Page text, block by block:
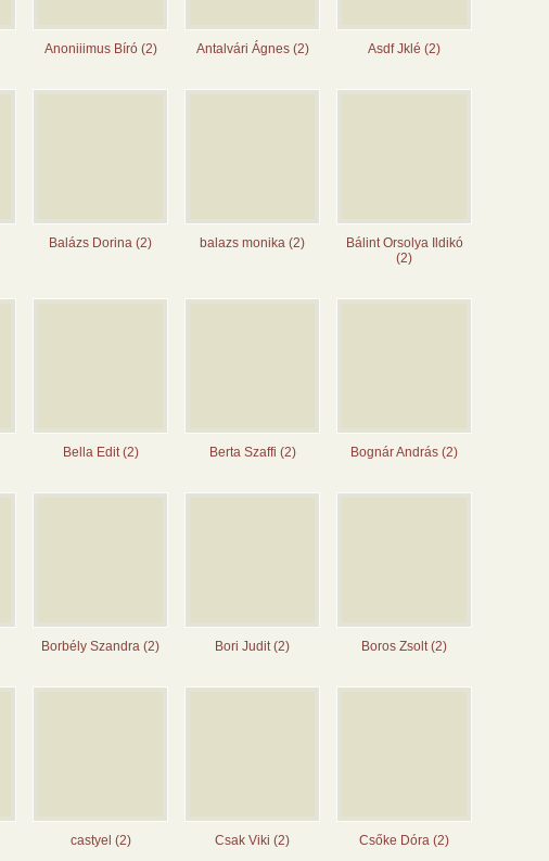
Anoniiimus Bíró (2) Antalvári Ágnes (2) Asdf Jklé (2)
Balázs Dorina (2) balazs monika (2)
Bálint Orsolya Ildikó
(2)
Bella Edit (2) Berta Szaffi (2) Bognár András (2)
Borbély Szandra (2) Bori Judit (2) Boros Zsolt (2)
castyel (2) Csak Viki (2) Csőke Dóra (2)